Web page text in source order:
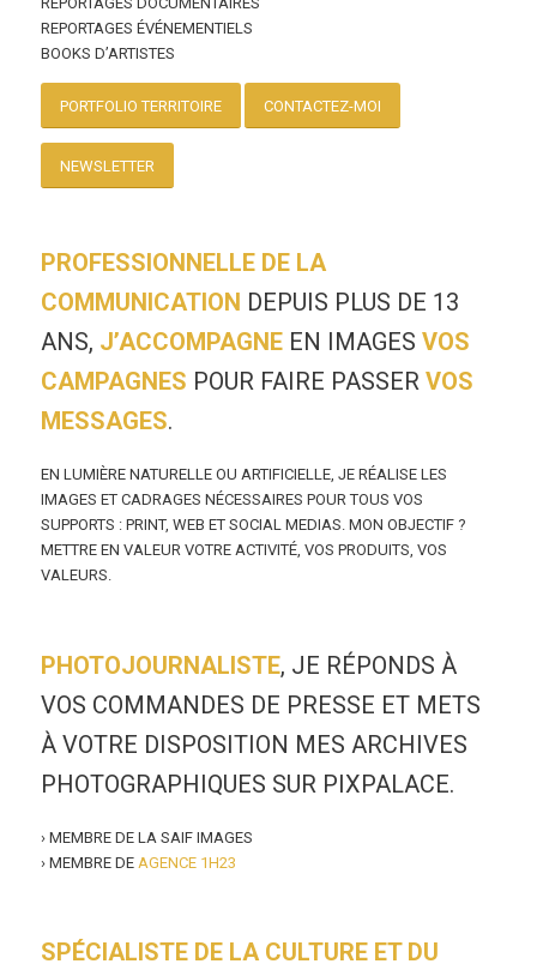
REPORTAGES ÉVÉNEMENTIELS
BOOKS D’ARTISTES
PORTFOLIO TERRITOIRE CONTACTEZ-MOI
NEWSLETTER
PROFESSIONNELLE DE LA
COMMUNICATION DEPUIS PLUS DE 13
ANS, J’ACCOMPAGNEEN IMAGES VOS
CAMPAGNES POUR FAIRE PASSER VOS
MESSAGES.
EN LUMIÈRE NATURELLE OU ARTIFICIELLE, JE RÉALISE LES
IMAGES ET CADRAGES NÉCESSAIRES POUR TOUS VOS
SUPPORTS : PRINT, WEB ET SOCIAL MEDIAS. MON OBJECTIF ?
METTRE EN VALEUR VOTRE ACTIVITÉ, VOS PRODUITS, VOS
VALEURS.
PHOTOJOURNALISTE, JE RÉPONDS À
VOS COMMANDES DE PRESSE ET METS
À VOTRE DISPOSITION MES ARCHIVES
PHOTOGRAPHIQUES SUR PIXPALACE.
› MEMBRE DE LA SAIF IMAGES
› MEMBRE DE AGENCE 1H23
SPÉCIALISTE DE LA CULTURE ET DU